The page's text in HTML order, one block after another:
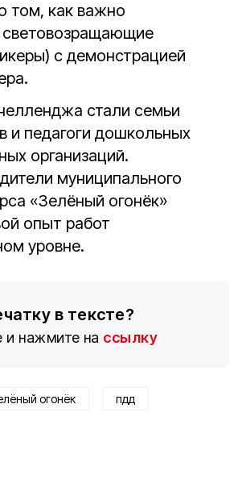
том, как важно
световозращающие
с демонстрацией
стали семьи
и педагоги дошкольных
организаций.
муниципального
«Зелёный огонёк»
опыт работ
уровне.
в тексте?
и нажмите на ссылку
огонёк пдд